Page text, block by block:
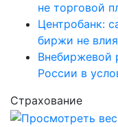
не торговой
Центробанк:
биржи не
Внебиржевой
России в
Страхование